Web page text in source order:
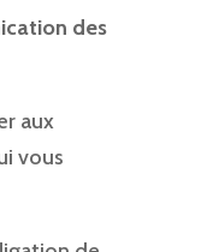
des
aux
vous